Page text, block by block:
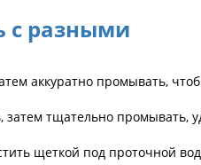
с разными
аккуратно промывать,
тщательно промывать,
щеткой под проточной